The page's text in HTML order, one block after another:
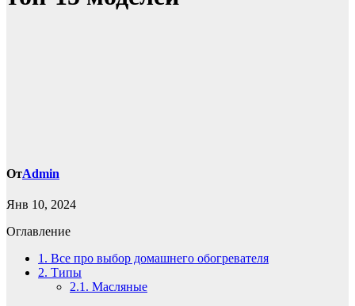
ОтAdmin
Янв 10, 2024
Оглавление
1. Все про выбор домашнего обогревателя
2. Типы
2.1. Масляные